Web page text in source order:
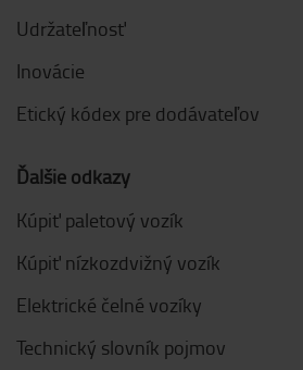
Udržateľnosť
Inovácie
Etický kódex pre dodávateľov
Ďalšie odkazy
Kúpiť paletový vozík
Kúpiť nízkozdvižný vozík
Elektrické čelné vozíky
Technický slovník pojmov